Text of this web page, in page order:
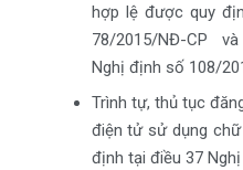
hợp lệ được quy
78/2015/NĐ-CP
Nghị định số 108/
Trình tự, thủ tục
điện tử sử dụng
định tại điều 37